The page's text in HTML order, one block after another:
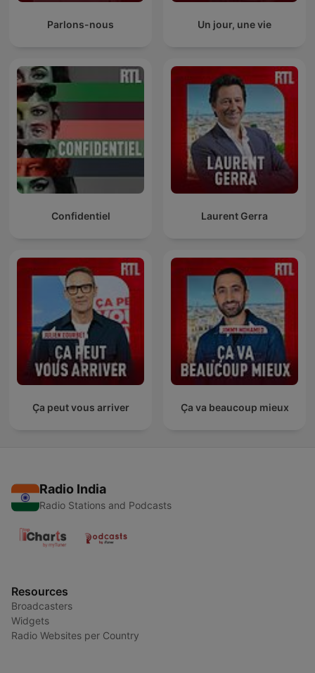
Parlons-nous Un jour, une vie
Confidentiel Laurent Gerra
Ça peut vous arriver Ça va beaucoup mieux
Radio India
Radio Stations and Podcasts
Resources
Broadcasters
Widgets
Radio Websites per Country